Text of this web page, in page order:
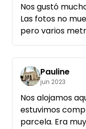
Nos gustó
Las fotos no
pero varios
Hay que
bajar.
Sin embargo, el
bañarse.
Pauline
jun 2023
Nos alojamos
estuvimos
parcela. Era